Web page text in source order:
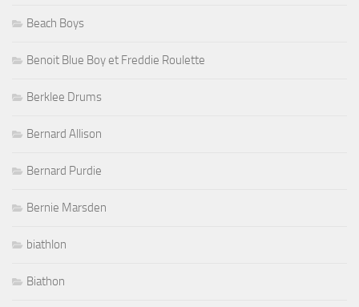
Beach Boys
Benoit Blue Boy et Freddie Roulette
Berklee Drums
Bernard Allison
Bernard Purdie
Bernie Marsden
biathlon
Biathon